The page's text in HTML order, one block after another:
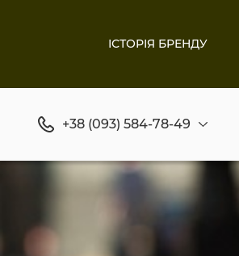
ІСТОРІЯ БРЕНДУ
+38 (093) 584-78-49